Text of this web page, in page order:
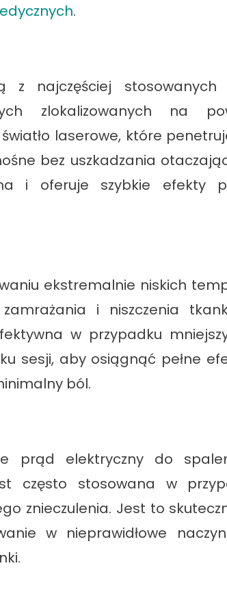
.
z najczęściej stosowanych
zlokalizowanych na
laserowe, które
bez uszkadzania
i oferuje szybkie efekty
ekstremalnie niskich
i niszczenia
w przypadku
sesji, aby osiągnąć pełne
ból.
prąd elektryczny do
często stosowana w
znieczulenia. Jest to
w nieprawidłowe